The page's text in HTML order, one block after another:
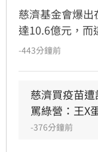
慈濟基金會爆
達10.6億元，而
曾任彰化律師
照，更在簡介
女人」，塑造
稱自己代表慈
-443分鐘前
慈濟買疫苗
罵綠營：王X
-376分鐘前